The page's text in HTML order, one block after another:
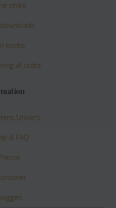
ordre
konto
af ordre
Univers
& FAQ